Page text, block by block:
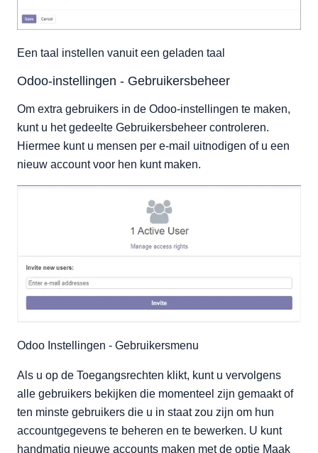
Een taal instellen vanuit een geladen taal
Odoo-instellingen - Gebruikersbeheer
Om extra gebruikers in de Odoo-instellingen te maken,
kunt u het gedeelte Gebruikersbeheer controleren.
Hiermee kunt u mensen per e-mail uitnodigen of u een
nieuw account voor hen kunt maken.
Odoo Instellingen - Gebruikersmenu
Als u op de Toegangsrechten klikt, kunt u vervolgens
alle gebruikers bekijken die momenteel zijn gemaakt of
ten minste gebruikers die u in staat zou zijn om hun
accountgegevens te beheren en te bewerken. U kunt
handmatig nieuwe accounts maken met de optie Maak